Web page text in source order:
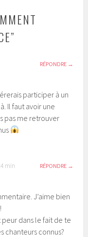
”
RÉPONDRE
participer à un
Il faut avoir une
pas me retrouver
min RÉPONDRE
J’aime bien
peur dans le fait de te
chanteurs connus?